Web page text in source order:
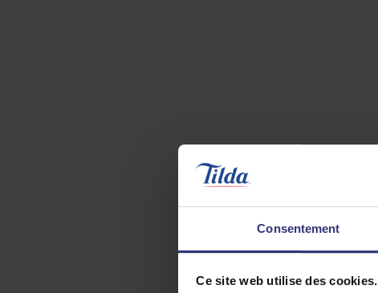
Consentement
Ce site web utilise des cookies.